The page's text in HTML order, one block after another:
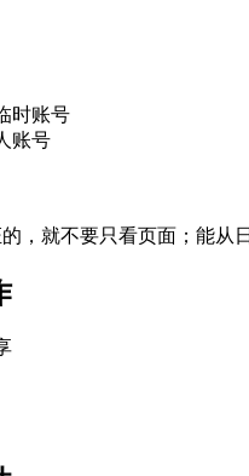
时账号
账号
，就不要只看页面；能从